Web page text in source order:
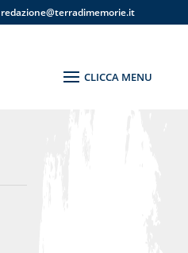
redazione@terradimemorie.it